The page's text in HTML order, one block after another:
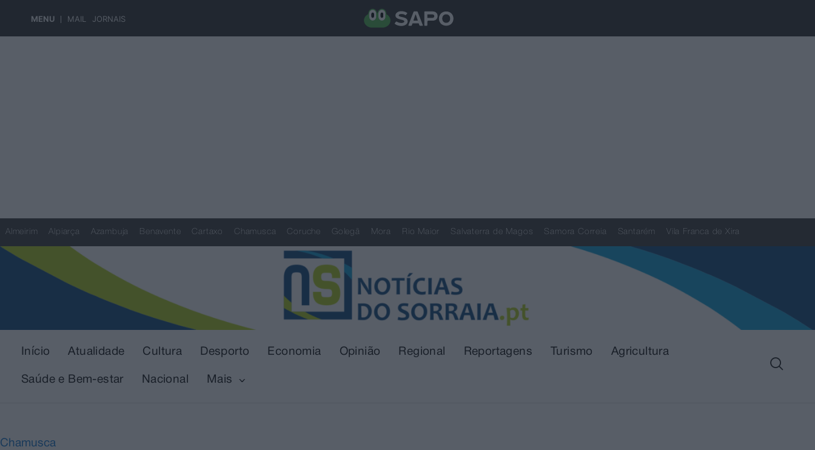
MENU MAIL JORNAIS
Almeirim Alpiarça Azambuja Benavente Cartaxo Chamusca Coruche Golegã Mora Rio Maior Salvaterra de Magos Samora Correia Santarém Vila Franca de Xira
Início Atualidade Cultura Desporto Economia Opinião Regional Reportagens Turismo Agricultura
Saúde e Bem-estar Nacional Mais
Chamusca